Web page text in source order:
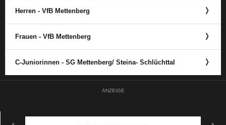
Herren - VfB Mettenberg
Frauen - VfB Mettenberg
C-Juniorinnen - SG Mettenberg/​ Steina- Schlüchttal
ANZEIGE